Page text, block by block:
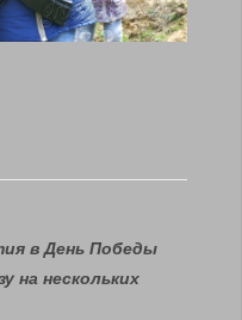
в День Победы
на нескольких